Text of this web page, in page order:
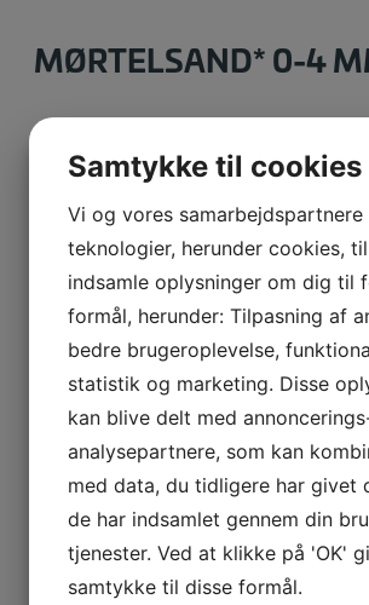
MØRTELSAND* 0-4
mørtel.
Varenummer (SKU):183
Kategori:Deklarerede produkter
RELATEREDE
BETONSAND KL. E 0-2
LÆS MERE
MM.
LÆS
Samtykke til cookies
Vi og vores samarbejdspartnere
teknologier, herunder cookies,
indsamle oplysninger om dig til
formål, herunder: Tilpasning af
bedre brugeroplevelse,
statistik og marketing. Disse
kan blive delt med
analysepartnere, som kan
med data, du tidligere har givet
de har indsamlet gennem din
tjenester. Ved at klikke på 'OK'
samtykke til disse formål.